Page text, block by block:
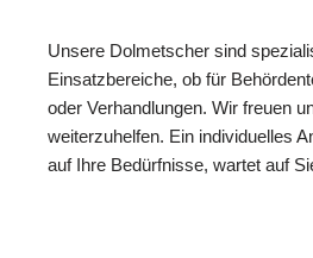
Unsere Dolmetscher sind
Einsatzbereiche, ob für
oder Verhandlungen. Wir freuen
weiterzuhelfen. Ein individuelles
auf Ihre Bedürfnisse, wartet auf